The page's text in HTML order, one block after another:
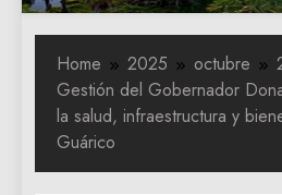
Home 2025 octubre
Gestión del Gobernador
la salud, infraestructura y
Guárico